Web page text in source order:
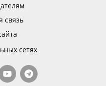
связь
сетях